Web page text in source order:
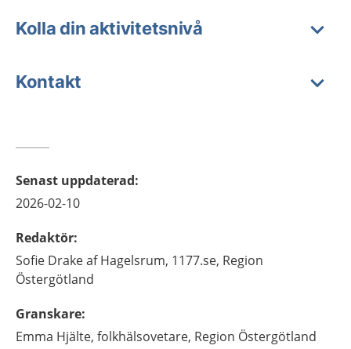
Kolla din aktivitetsnivå
Kontakt
Senast uppdaterad:
2026-02-10
Redaktör:
Sofie Drake af Hagelsrum, 1177.se, Region
Östergötland
Granskare:
Emma Hjälte, folkhälsovetare, Region Östergötland